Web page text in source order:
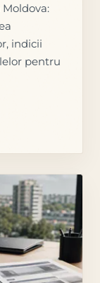
indicii
pentru